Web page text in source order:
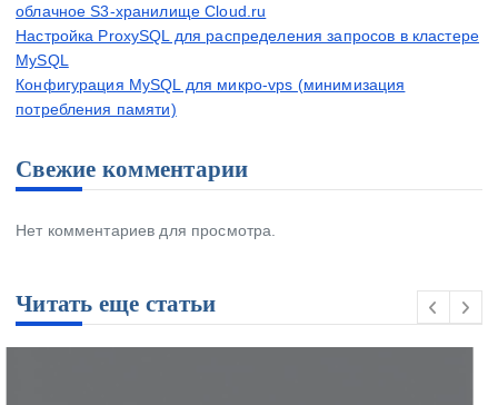
облачное S3-хранилище Cloud.ru
Настройка ProxySQL для распределения запросов в кластере
MySQL
Конфигурация MySQL для микро-vps (минимизация
потребления памяти)
Свежие комментарии
Нет комментариев для просмотра.
Читать еще статьи